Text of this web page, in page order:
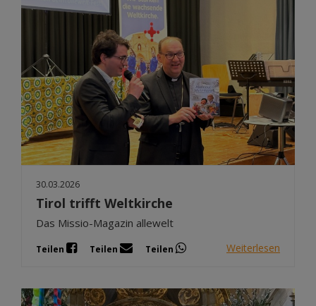
30.03.2026
Tirol trifft Weltkirche
Das Missio-Magazin allewelt
Teilen Teilen Teilen Weiterlesen